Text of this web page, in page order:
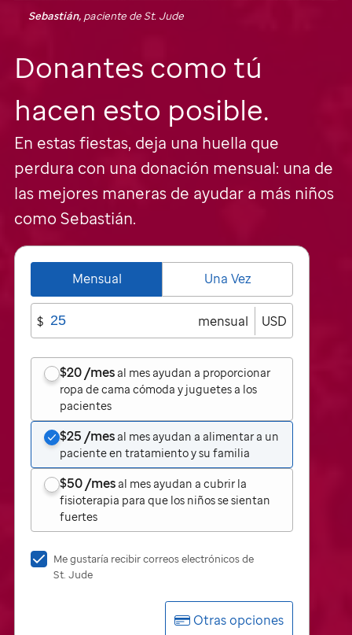
Sebastián, paciente deSt. Jude
Donantes como tú
hacen esto posible.
En estas fiestas, deja una huella que
perdura con una donación mensual: una de
las mejores maneras de ayudar a más niños
como Sebastián.
Mensual Una Vez
$ mensual USD
$20/mes al mes ayudan a proporcionar
ropa de cama cómoda y juguetes a los
pacientes
$25 /mes al mes ayudan a alimentar a un
paciente en tratamiento y su familia
$50/mes al mes ayudan a cubrir la
fisioterapia para que los niños se sientan
fuertes
Me
gustaría
Me gustaría recibir correos electrónicos de
St. Jude
Otras opciones